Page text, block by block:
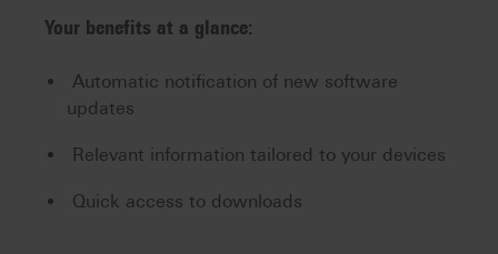
Your benefits at a glance:
Automatic notification of new software
updates
Relevant information tailored to your devices
Quick access to downloads